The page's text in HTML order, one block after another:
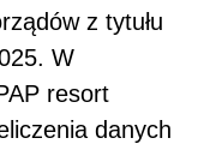
z tytułu
W
resort
danych